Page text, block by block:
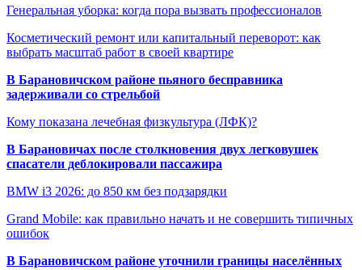
Генеральная уборка: когда пора вызвать профессионалов
Косметический ремонт или капитальный переворот: как
выбрать масштаб работ в своей квартире
В Барановичском районе пьяного бесправника
задерживали со стрельбой
Кому показана лечебная физкультура (ЛФК)?
В Барановичах после столкновения двух легковушек
спасатели деблокировали пассажира
BMW i3 2026: до 850 км без подзарядки
Grand Mobile: как правильно начать и не совершить типичных
ошибок
В Барановичском районе уточнили границы населённых